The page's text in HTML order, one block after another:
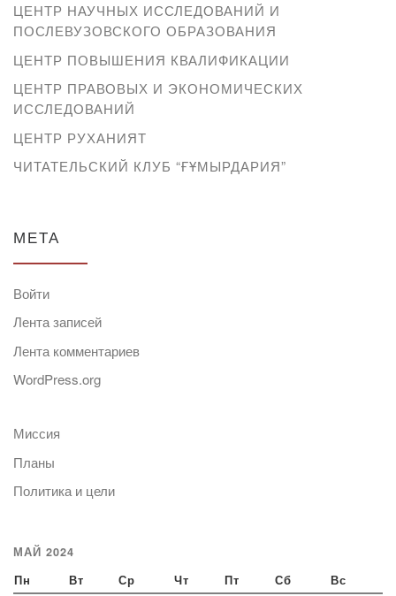
ЦЕНТР НАУЧНЫХ ИССЛЕДОВАНИЙ И
ПОСЛЕВУЗОВСКОГО ОБРАЗОВАНИЯ
ЦЕНТР ПОВЫШЕНИЯ КВАЛИФИКАЦИИ
ЦЕНТР ПРАВОВЫХ И ЭКОНОМИЧЕСКИХ
ИССЛЕДОВАНИЙ
ЦЕНТР РУХАНИЯТ
ЧИТАТЕЛЬСКИЙ КЛУБ “ҒҰМЫРДАРИЯ”
МЕТА
Войти
Лента записей
Лента комментариев
WordPress.org
Миссия
Планы
Политика и цели
МАЙ 2024
Пн Вт Ср Чт Пт Сб Вс